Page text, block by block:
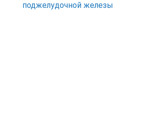
поджелудочной железы